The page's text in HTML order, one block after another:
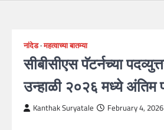
नांदेड महत्वाच्या बातम्या
सीबीसीएस पॅटर्नच्या
उन्हाळी २०२६ मध्ये अंतिम
Kanthak Suryatale February 4, 2026